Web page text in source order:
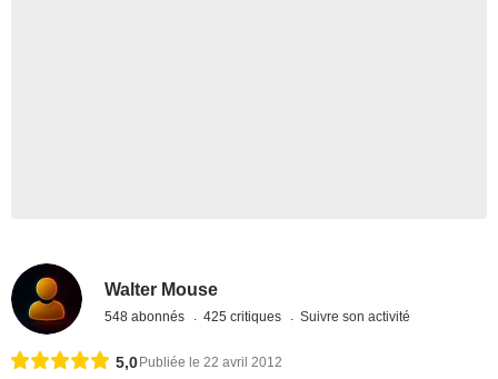
Walter Mouse
548 abonnés 425 critiques Suivre son activité
5,0 Publiée le 22 avril 2012